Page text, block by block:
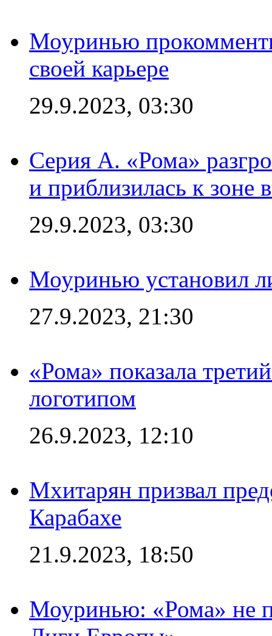
Моуринью
своей карьере
29.9.2023, 03:30
Серия А. «Рома»
и приблизилась к зоне
29.9.2023, 03:30
Моуринью установил
27.9.2023, 21:30
«Рома» показала
логотипом
26.9.2023, 12:10
Мхитарян призвал
Карабахе
21.9.2023, 18:50
Моуринью: «Рома» не